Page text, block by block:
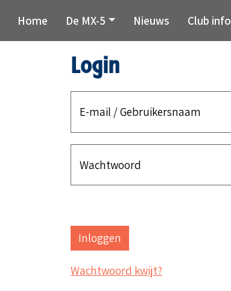
Home De MX-5 Nieuws Club info
Login
E-mail / Gebruikersnaam
Wachtwoord
Wachtwoord kwijt?